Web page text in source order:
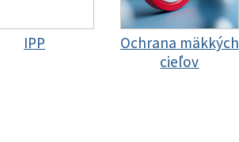
IPP
Ochrana mäkkých
cieľov